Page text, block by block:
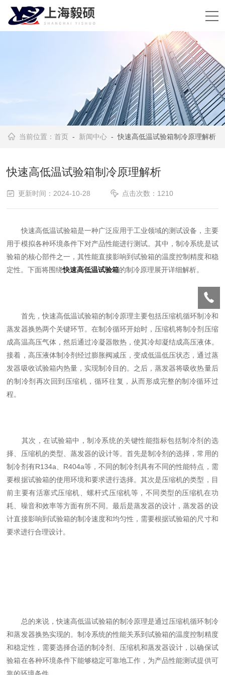
当前位置：首页 - 新闻中心 - 快速高低温试验箱制冷原理解析
快速高低温试验箱制冷原理解析
更新时间：2024-10-28 点击次数：1210
快速高低温试验箱是一种广泛应用于工业领域的测试设备，主要
用于模拟各种环境条件下对产品性能进行测试。其中，制冷系统是试
验箱的核心部件之一，其性能直接影响到试验箱的温度控制精度和稳
定性。下面将围绕快速高低温试验箱的制冷原理展开详细解析。
首先，快速高低温试验箱的制冷原理主要包括压缩机循环制冷和
蒸发器换热两个关键环节。在制冷循环开始时，压缩机将制冷剂压缩
成高温高压气体，然后通过冷凝器散热，使其冷却凝结成高压液体。
接着，高压液体制冷剂经过膨胀阀减压，变成低温低压状态，通过蒸
发器吸收试验箱内热量，实现制冷目的。之后，蒸发器将吸收热量后
的制冷剂再次回到压缩机，循环往复，从而形成完整的制冷循环过
程。
其次，在试验箱中，制冷系统的关键性能指标包括制冷剂的选
择、压缩机的类型、蒸发器的设计等。首先是制冷剂的选择，常用的
制冷剂有R134a、R404a等，不同的制冷剂具有不同的性能特点，需
要根据试验箱的使用环境和要求进行选择。其次是压缩机的类型，目
前主要有活塞式压缩机、螺杆式压缩机等，不同类型的压缩机在功
耗、噪音和效率等方面有所不同。最后是蒸发器的设计，蒸发器的设
计直接影响到试验箱的制冷速度和均匀性，需要根据试验箱的尺寸和
要求进行合理设计。
总的来说，快速高低温试验箱的制冷原理是通过压缩机循环制冷
和蒸发器换热实现的。制冷系统的性能关系到试验箱的温度控制精度
和稳定性，需要选择合适的制冷剂、压缩机和蒸发器设计，以确保试
验箱在各种环境条件下能够稳定可靠地工作，为产品性能测试提供可